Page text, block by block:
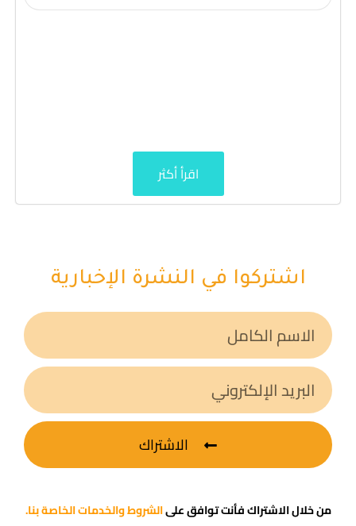
اقرأ أكثر
اشتركوا في النشرة الإخبارية
الاشتراك
من خلال الاشتراك فأنت توافق علىالشروط والخدمات الخاصة بنا.